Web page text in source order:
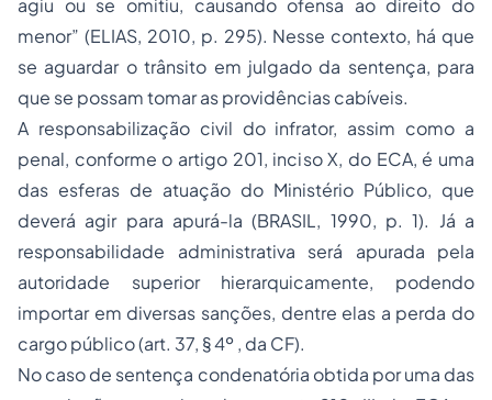
agiu ou se omitiu, causando ofensa ao direito do
menor” (ELIAS, 2010, p. 295). Nesse contexto, há que
se aguardar o trânsito em julgado da sentença, para
que se possam tomar as providências cabíveis.
A responsabilização civil do infrator, assim como a
penal, conforme o artigo 201, inciso X, do ECA, é uma
das esferas de atuação do Ministério Público, que
deverá agir para apurá-la (BRASIL, 1990, p. 1). Já a
responsabilidade administrativa será apurada pela
autoridade superior hierarquicamente, podendo
importar em diversas sanções, dentre elas a perda do
cargo público (art. 37, § 4º , da CF).
No caso de sentença condenatória obtida por uma das